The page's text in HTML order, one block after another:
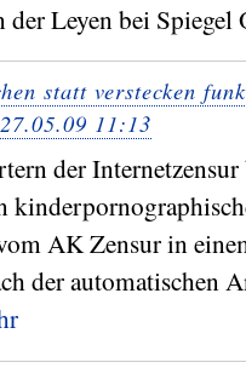
Leyen bei
statt verstecken
27.05.09 11:13
der Internetzensur
AK Zensur in
der automatischen